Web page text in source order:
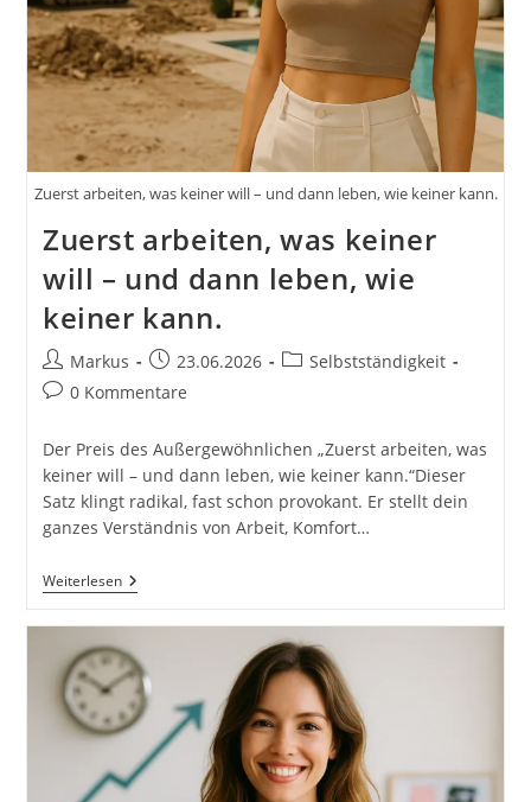
Zuerst arbeiten, was keiner will – und dann leben, wie keiner kann.
Zuerst arbeiten, was keiner
will – und dann leben, wie
keiner kann.
Beitrags-
Autor:
Markus
Beitrag
veröffentlicht:
23.06.2026
Beitrags-
Selbstständigkeit
Beitrags-
0 Kommentare
Der Preis des Außergewöhnlichen „Zuerst arbeiten, was
keiner will – und dann leben, wie keiner kann.“Dieser
Satz klingt radikal, fast schon provokant. Er stellt dein
ganzes Verständnis von Arbeit, Komfort…
WeiterlesenZuerst
Arbeiten,
Will
–
Und
Dann
Leben,
Wie
Keiner
Kann.